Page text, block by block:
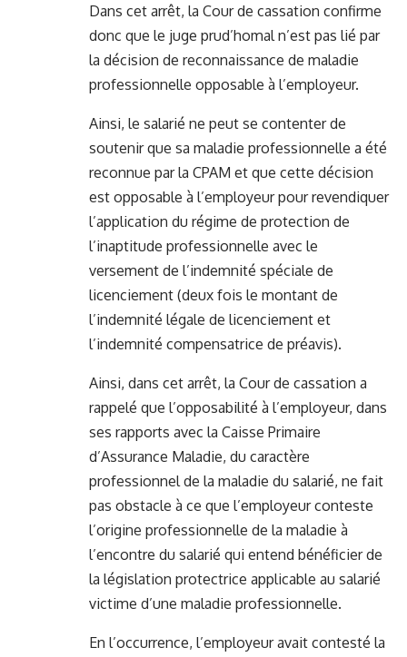
Dans cet arrêt, la Cour de cassation confirme
donc que le juge prud’homal n’est pas lié par
la décision de reconnaissance de maladie
professionnelle opposable à l’employeur.
Ainsi, le salarié ne peut se contenter de
soutenir que sa maladie professionnelle a été
reconnue par la CPAM et que cette décision
est opposable à l’employeur pour revendiquer
l’application du régime de protection de
l’inaptitude professionnelle avec le
versement de l’indemnité spéciale de
licenciement (deux fois le montant de
l’indemnité légale de licenciement et
l’indemnité compensatrice de préavis).
Ainsi, dans cet arrêt, la Cour de cassation a
rappelé que l’opposabilité à l’employeur, dans
ses rapports avec la Caisse Primaire
d’Assurance Maladie, du caractère
professionnel de la maladie du salarié, ne fait
pas obstacle à ce que l’employeur conteste
l’origine professionnelle de la maladie à
l’encontre du salarié qui entend bénéficier de
la législation protectrice applicable au salarié
victime d’une maladie professionnelle.
En l’occurrence, l’employeur avait contesté la